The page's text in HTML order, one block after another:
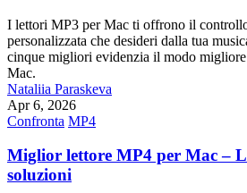
I lettori MP3 per Mac ti offrono il
personalizzata che desideri dalla tua
cinque migliori evidenzia il modo
Mac.
Nataliia Paraskeva
Apr 6, 2026
Confronta MP4
Miglior lettore MP4 per Mac –
soluzioni